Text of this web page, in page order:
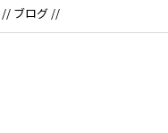
// ブログ //